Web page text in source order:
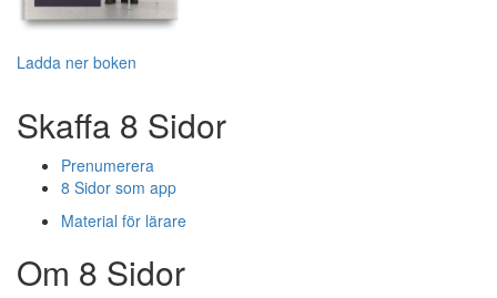
Ladda ner boken
Skaffa 8 Sidor
Prenumerera
8 Sidor som app
Material för lärare
Om 8 Sidor